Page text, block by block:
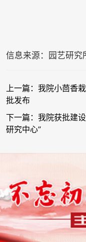
信息来源：园艺研究
上一篇：我院小茴香
批发布
下一篇：我院获批建
研究中心”